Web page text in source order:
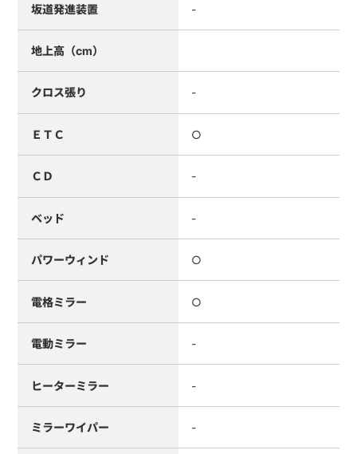
坂道発進装置 -
地上高（cm）
クロス張り -
ＥＴＣ ○
ＣＤ -
ベッド -
パワーウィンド ○
電格ミラー ○
電動ミラー -
ヒーターミラー -
ミラーワイパー -